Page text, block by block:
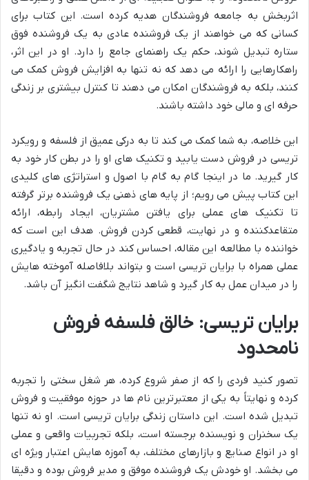
اثربخش به جامعه فروشندگان هدیه کرده است. این کتاب برای
کسانی که می خواهند از یک فروشنده عادی به یک فروشنده فوق
ستاره تبدیل شوند، حکم یک راهنمای جامع را دارد. او در این اثر،
راهکارهایی را ارائه می دهد که نه تنها به افزایش فروش کمک می
کنند، بلکه به فروشندگان امکان می دهند تا کنترل بیشتری بر زندگی
حرفه ای و مالی خود داشته باشند.
این خلاصه، به شما کمک می کند تا به درکی عمیق از فلسفه و رویکرد
تریسی در فروش دست یابید و تکنیک های او را در بطن کار خود به
کار گیرید. ما در اینجا گام به گام با اصول و استراتژی های کلیدی
این کتاب پیش می رویم؛ از پایه های ذهنی یک فروشنده برتر گرفته
تا تکنیک های عملی برای یافتن مشتریان، ایجاد رابطه، ارائه
متقاعدکننده و در نهایت، قطعی کردن فروش. هدف این است که
خواننده با مطالعه این مقاله، احساس کند در حال تجربه و یادگیری
عملی همراه با برایان تریسی است و بتواند بلافاصله آموخته هایش
را در میدان عمل به کار گیرد و شاهد نتایج شگفت انگیز آن باشد.
برایان تریسی: خالق فلسفه فروش
نامحدود
تصور کنید فردی را که از صفر شروع کرده، هر شغل سختی را تجربه
کرده و نهایتاً به یکی از معتبرترین نام ها در حوزه موفقیت و فروش
تبدیل شده است. این داستان زندگی برایان تریسی است. او نه تنها
یک سخنران و نویسنده برجسته است، بلکه تجربیات واقعی و عملی
او در انواع صنایع و بازارهای مختلف، به آموزه هایش اعتبار ویژه ای
می بخشد. او خودش یک فروشنده موفق و مدیر فروش بوده و دقیقا